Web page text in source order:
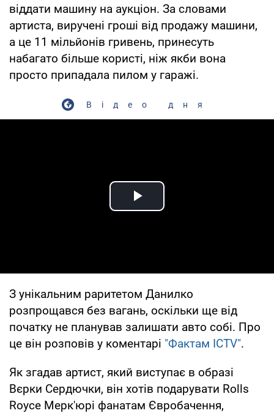
віддати машину на аукціон. За словами
артиста, виручені гроші від продажу машини,
а це 11 мільйонів гривень, принесуть
набагато більше користі, ніж якби вона
просто припадала пилом у гаражі.
Відео дня
Play Video
З унікальним раритетом Данилко
розпрощався без вагань, оскільки ще від
початку не планував залишати авто собі. Про
це він розповів у коментарі "Фактам ICTV".
Як згадав артист, який виступає в образі
Вєрки Сердючки, він хотів подарувати Rolls
Royce Мерк'юрі фанатам Євробачення,